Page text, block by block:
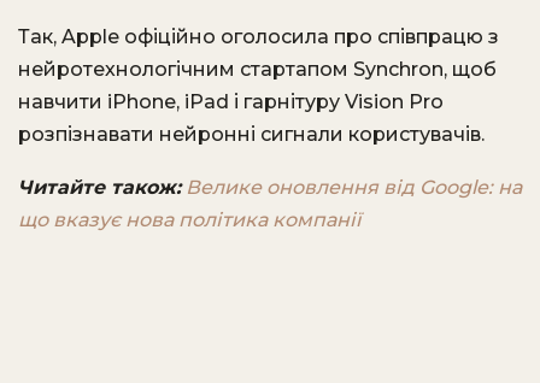
Так, Apple офіційно оголосила про співпрацю з
нейротехнологічним стартапом Synchron, щоб
навчити iPhone, iPad і гарнітуру Vision Pro
розпізнавати нейронні сигнали користувачів.
Читайте також: Велике оновлення від Google: на
що вказує нова політика компанії